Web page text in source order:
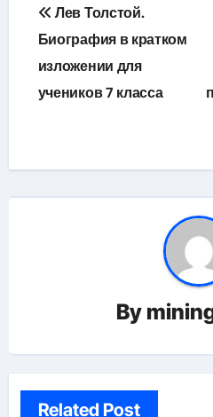
по
записям
Лев Толстой.
Биография в кратком
изложении для
учеников 7 класса
By
Related Post